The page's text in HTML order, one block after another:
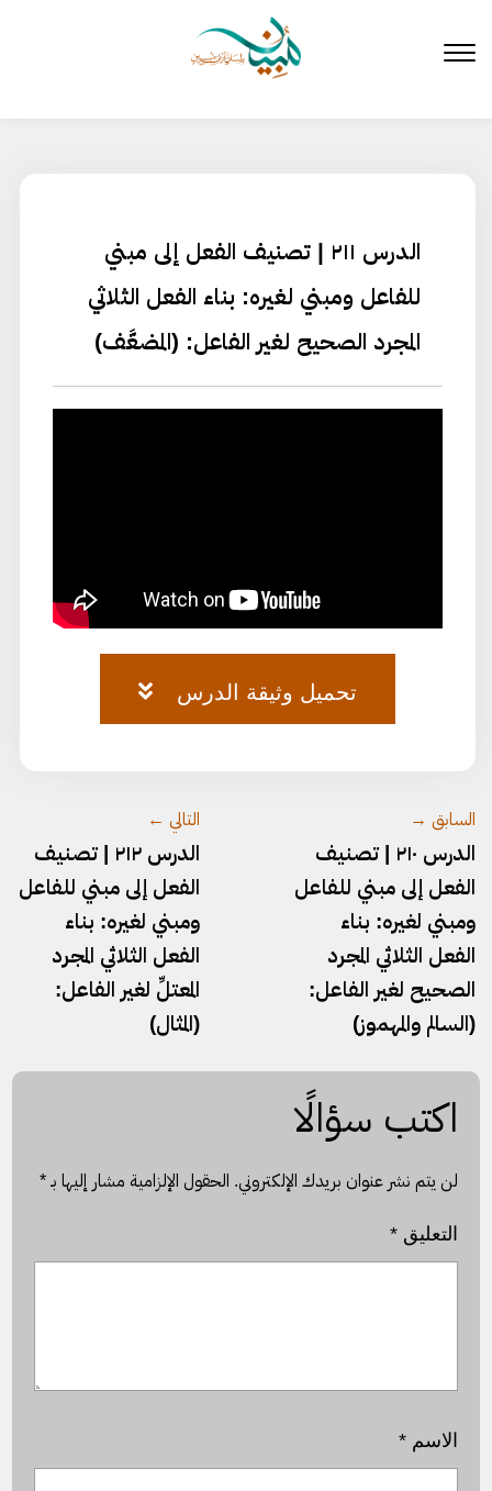
المحتوى
الدرس ٢١١ | تصنيف الفعل إلى مبني
للفاعل ومبني لغيره: بناء الفعل الثلاثي
المجرد الصحيح لغير الفاعل: (المضعَّف)
تحميل وثيقة الدرس
السابق →
الدرس ٢١٠ | تصنيف
الفعل إلى مبني للفاعل
ومبني لغيره: بناء
الفعل الثلاثي المجرد
الصحيح لغير الفاعل:
(السالم والمهموز)
التالي ←
الدرس ٢١٢ | تصنيف
الفعل إلى مبني للفاعل
ومبني لغيره: بناء
الفعل الثلاثي المجرد
المعتلِّ لغير الفاعل:
(المثال)
اكتب سؤالًا
لن يتم نشر عنوان بريدك الإلكتروني. الحقول الإلزامية مشار إليها بـ*
التعليق*
الاسم*